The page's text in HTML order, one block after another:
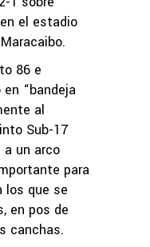
el estadio
86 e
“bandeja
al
Sub-17
a un arco
para
los que se
en pos de
canchas.